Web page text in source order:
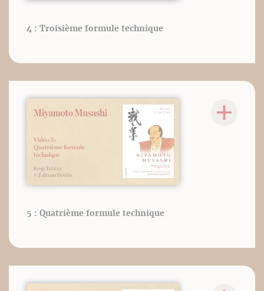
4 : Troisième formule technique
5 : Quatrième formule technique